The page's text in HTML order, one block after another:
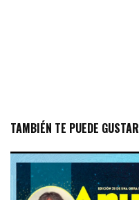
TAMBIÉN TE PUEDE GUSTAR